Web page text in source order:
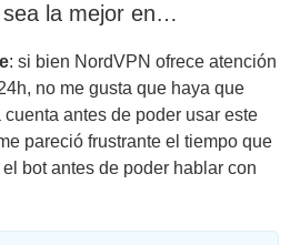
sea la mejor en…
: si bien NordVPN ofrece atención
no me gusta que haya que
antes de poder usar este
pareció frustrante el tiempo que
bot antes de poder hablar con